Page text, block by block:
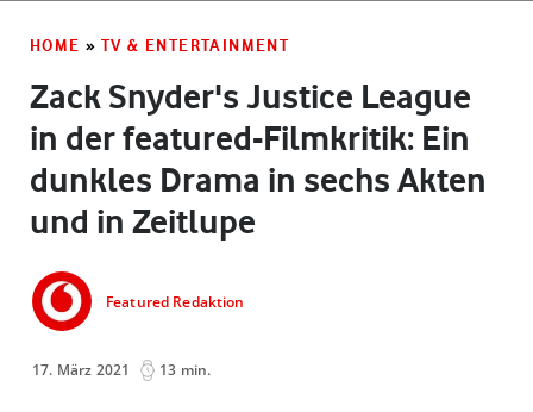
HOME » TV & ENTERTAINMENT
Zack Snyder's Justice League
in der featured-Filmkritik: Ein
dunkles Drama in sechs Akten
und in Zeitlupe
Featured Redaktion
17. März 2021 13 min.